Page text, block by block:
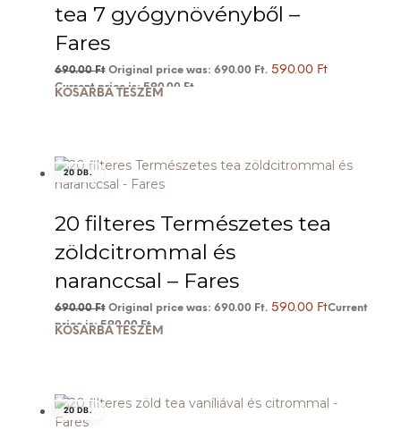
tea 7 gyógynövényből –
Fares
690.00Ft Original price was: 690.00 Ft. 590.00 Ft
Current price is: 590.00 Ft.
KOSÁRBA TESZEM
20 DB.
20 filteres Természetes tea
zöldcitrommal és
naranccsal – Fares
690.00Ft Original price was: 690.00 Ft. 590.00 FtCurrent
price is: 590.00 Ft.
KOSÁRBA TESZEM
20 DB.